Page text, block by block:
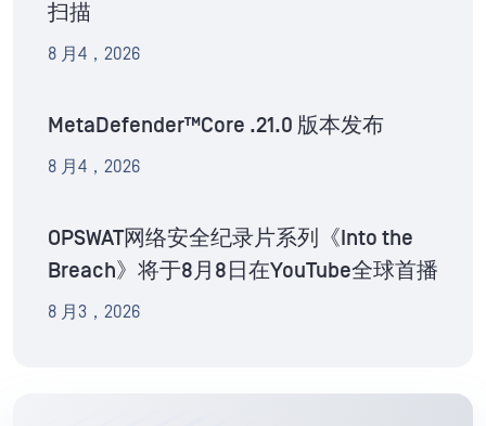
扫描
8 月4，2026
MetaDefender™Core .21.0 版本发布
8 月4，2026
OPSWAT网络安全纪录片系列《Into the
Breach》将于8月8日在YouTube全球首播
8 月3，2026